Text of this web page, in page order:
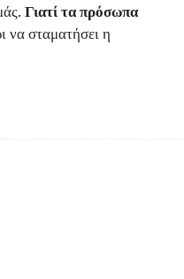
Γιατί τα πρόσωπα
να σταματήσει η